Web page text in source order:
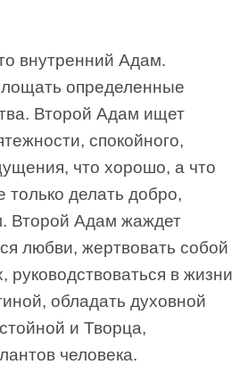
внутренний Адам.
определенные
Второй Адам ищет
спокойного,
что хорошо, а что
только делать добро,
Второй Адам жаждет
любви, жертвовать собой
руководствоваться в жизни
обладать духовной
и Творца,
человека.